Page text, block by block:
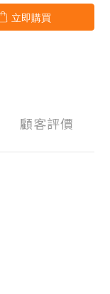
立即購買
顧客評價